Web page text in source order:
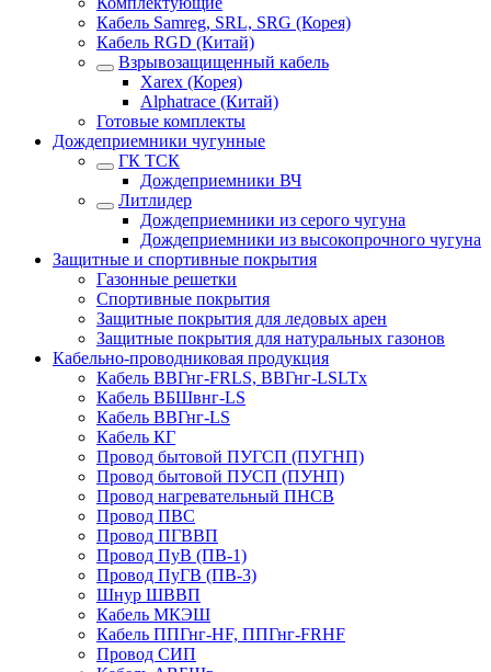
Кабель Samreg, SRL, SRG (Корея)
Кабель RGD (Китай)
Взрывозащищенный кабель
Xarex (Корея)
Alphatrace (Китай)
Готовые комплекты
Дождеприемники чугунные
ГК ТСК
Дождеприемники ВЧ
Литлидер
Дождеприемники из серого чугуна
Дождеприемники из высокопрочного чугуна
Защитные и спортивные покрытия
Газонные решетки
Спортивные покрытия
Защитные покрытия для ледовых арен
Защитные покрытия для натуральных газонов
Кабельно-проводниковая продукция
Кабель ВВГнг-FRLS, ВВГнг-LSLTx
Кабель ВБШвнг-LS
Кабель ВВГнг-LS
Кабель КГ
Провод бытовой ПУГСП (ПУГНП)
Провод бытовой ПУСП (ПУНП)
Провод нагревательный ПНСВ
Провод ПВС
Провод ПГВВП
Провод ПуВ (ПВ-1)
Провод ПуГВ (ПВ-3)
Шнур ШВВП
Кабель МКЭШ
Кабель ППГнг-HF, ППГнг-FRHF
Провод СИП